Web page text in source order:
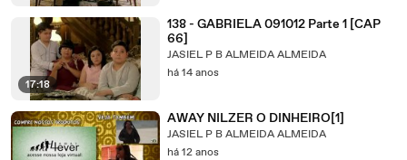
17:18
138 - GABRIELA 091012 Parte 1 [CAP
66]
JASIEL P B ALMEIDA ALMEIDA
há 14 anos
AWAY NILZER O DINHEIRO[1]
JASIEL P B ALMEIDA ALMEIDA
há 12 anos